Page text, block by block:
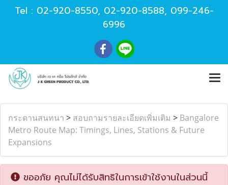
Tel : 02-920-8550, 02-920-8588, 099-246-
6996
กระดานสนทนา > สอบถามรายละเอียดเพิ่มเติม > Bangalore
Metro Route Map: Timings, Lines, Stations & Future
Expansions
ขออภัย คุณไม่ได้รับสิทธิในการเข้าใช้งานในส่วนนี้